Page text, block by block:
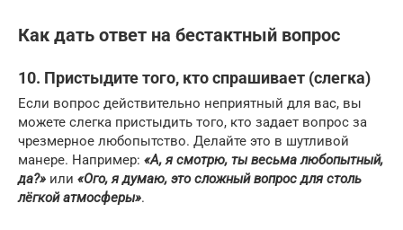
Как дать ответ на бестактный вопрос
10. Пристыдите того, кто спрашивает (слегка)
Если вопрос действительно неприятный для вас, вы
можете слегка пристыдить того, кто задает вопрос за
чрезмерное любопытство. Делайте это в шутливой
манере. Например: «А, я смотрю, ты весьма любопытный,
да?» или «Ого, я думаю, это сложный вопрос для столь
лёгкой атмосферы».